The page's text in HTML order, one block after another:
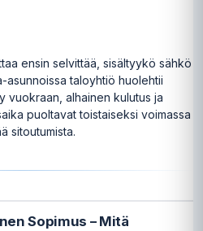
ensin selvittää, sisältyykö sähkö
asunnoissa taloyhtiö huolehtii
vuokraan, alhainen kulutus ja
puoltavat toistaiseksi voimassa
sitoutumista.
Sopimus – Mitä